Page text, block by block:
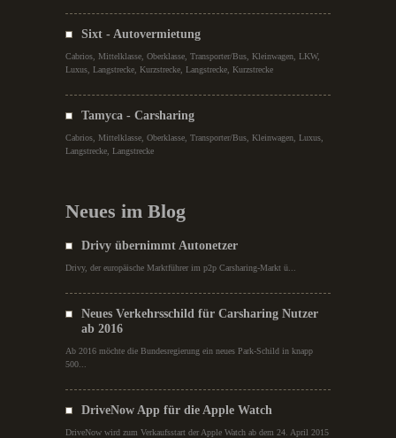
Sixt - Autovermietung
Cabrios, Mittelklasse, Oberklasse, Transporter/Bus, Kleinwagen, LKW,
Luxus, Langstrecke, Kurzstrecke, Langstrecke, Kurzstrecke
Tamyca - Carsharing
Cabrios, Mittelklasse, Oberklasse, Transporter/Bus, Kleinwagen, Luxus,
Langstrecke, Langstrecke
Neues im Blog
Drivy übernimmt Autonetzer
Drivy, der europäische Marktführer im p2p Carsharing-Markt ü...
Neues Verkehrsschild für Carsharing Nutzer
ab 2016
Ab 2016 möchte die Bundesregierung ein neues Park-Schild in knapp
500...
DriveNow App für die Apple Watch
DriveNow wird zum Verkaufsstart der Apple Watch ab dem 24. April 2015